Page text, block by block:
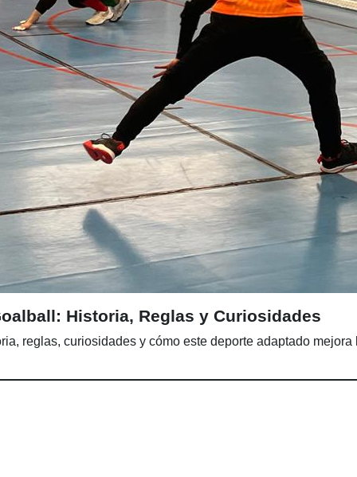
Historia, Reglas y Curiosidades
reglas, curiosidades y cómo este deporte adaptado